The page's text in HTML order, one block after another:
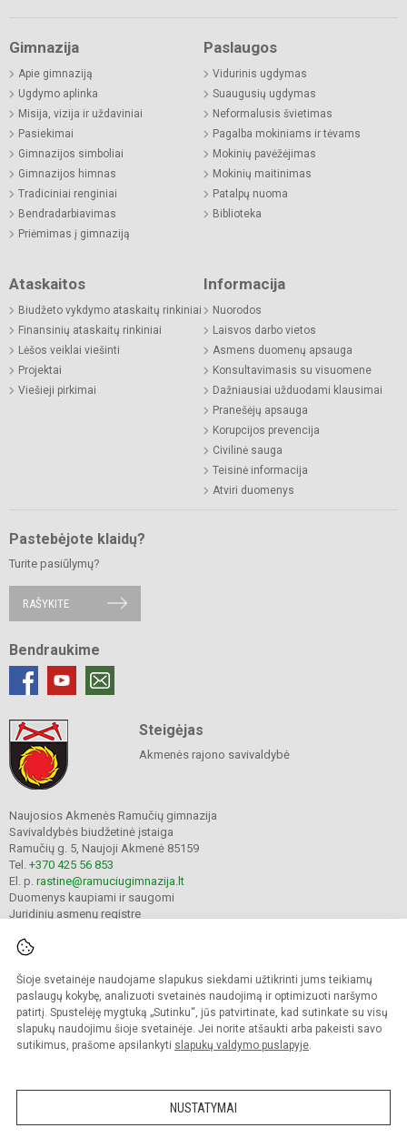
Šioje svetainėje naudojame slapukus siekdami užtikrinti jums teikiamų
paslaugų kokybę, analizuoti svetainės naudojimą ir optimizuoti naršymo
patirtį. Spustelėję mygtuką „Sutinku“, jūs patvirtinate, kad sutinkate su visų
slapukų naudojimu šioje svetainėje. Jei norite atšaukti arba pakeisti savo
sutikimus, prašome apsilankyti slapukų valdymo puslapyje.
NUSTATYMAI
Gimnazija
Apie gimnaziją
Ugdymo aplinka
Misija, vizija ir uždaviniai
Pasiekimai
Gimnazijos simboliai
Gimnazijos himnas
Tradiciniai renginiai
Bendradarbiavimas
Priėmimas į gimnaziją
Paslaugos
Vidurinis ugdymas
Suaugusių ugdymas
Neformalusis švietimas
Pagalba mokiniams ir tėvams
Mokinių pavėžėjimas
Mokinių maitinimas
Patalpų nuoma
Biblioteka
Ataskaitos
Biudžeto vykdymo ataskaitų rinkiniai
Finansinių ataskaitų rinkiniai
Lėšos veiklai viešinti
Projektai
Viešieji pirkimai
Informacija
Nuorodos
Laisvos darbo vietos
Asmens duomenų apsauga
Konsultavimasis su visuomene
Dažniausiai užduodami klausimai
Pranešėjų apsauga
Korupcijos prevencija
Civilinė sauga
Teisinė informacija
Atviri duomenys
Pastebėjote klaidų?
Turite pasiūlymų?
RAŠYKITE
Bendraukime
Steigėjas
Akmenės rajono savivaldybė
Naujosios Akmenės Ramučių gimnazija
Savivaldybės biudžetinė įstaiga
Ramučių g. 5, Naujoji Akmenė 85159
Tel. +370 425 56 853
El. p. rastine@ramuciugimnazija.lt
Duomenys kaupiami ir saugomi
Juridinių asmenų registre
© 2024. Naujosios Akmenės Ramučių gimnazija. Visos teisės saugomos.
Kopijuoti turinį be raštiško įstaigos administracijos sutikimo griežtai draudžiama.
Prieinamumo paraiška Slapukų valdymas